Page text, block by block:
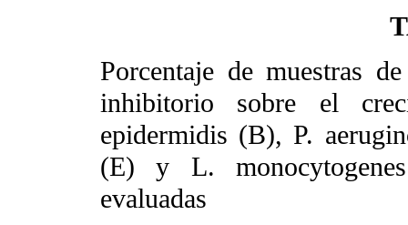
Porcentaje de muestras
inhibitorio sobre el
epidermidis (B), P.
(E) y L.
evaluadas